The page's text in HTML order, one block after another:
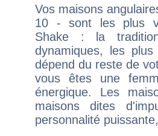
Vos maisons
10 - sont les plus
Shake : la
dynamiques, les
dépend du reste de
vous êtes une
énergique. Les
maisons dites
personnalité